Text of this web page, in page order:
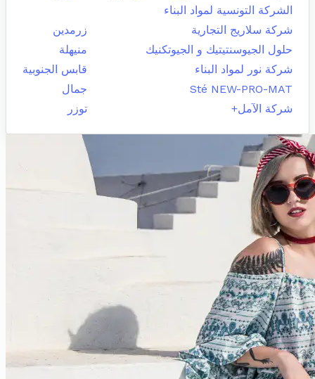
الشركة التونسية لمواد البناء
شركة سلاريج التجارية
زرمدين
حلول الجيوسنتيتيك و الجيوتكنيك
منيهلة
شركة نور لمواد البناء
قابس الجنوبية
Sté NEW-PRO-MAT
جمال
شركة الآمل+
توزر